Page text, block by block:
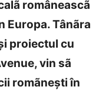
româneascã
Europa. Tânãra
proiectul cu
vin sã
romãneşti în